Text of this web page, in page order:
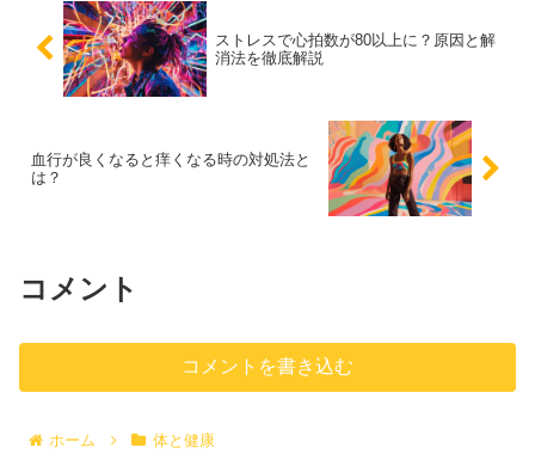
ストレスで心拍数が80以上に？原因と解
消法を徹底解説
血行が良くなると痒くなる時の対処法と
は？
コメント
コメントを書き込む
ホーム 体と健康